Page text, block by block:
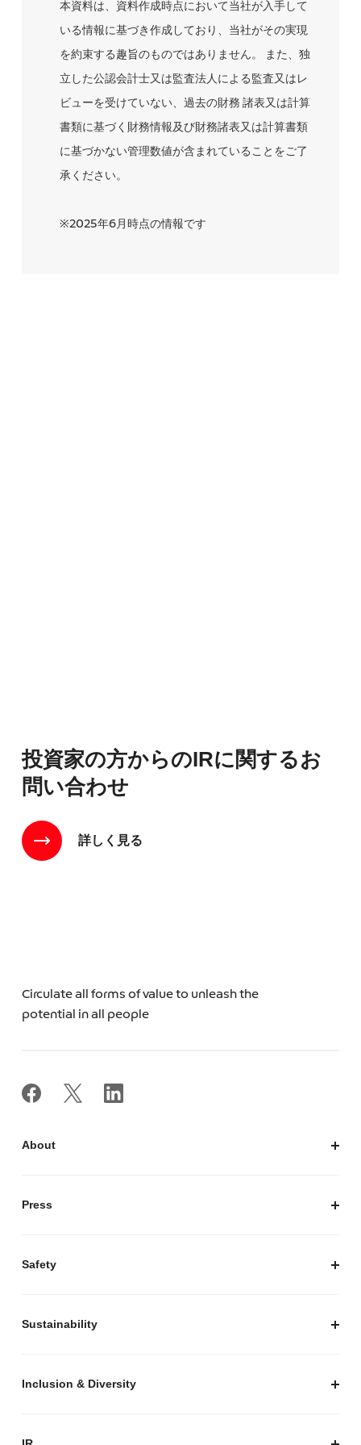
本資料は、資料作成時点において当社が入手して
いる情報に基づき作成しており、当社がその実現
を約束する趣旨のものではありません。 また、独
立した公認会計士又は監査法人による監査又はレ
ビューを受けていない、過去の財務 諸表又は計算
書類に基づく財務情報及び財務諸表又は計算書類
に基づかない管理数値が含まれていることをご了
承ください。
※2025年6月時点の情報です
Circulate all forms of value to unleash the
経営陣紹介
お知らせ / プレスリリース
私たちがつくりたいマーケットプレイス
セキュリティ
メルカリグループのAI活用
AIガバナンス
サステナビリティ トップ
ESGデータ
Inclusion & Diversity
IR トップ
株式会社メルペイ